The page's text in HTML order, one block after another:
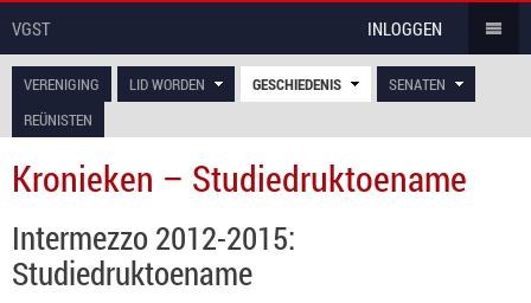
VGST INLOGGEN
VERENIGING LID WORDEN GESCHIEDENIS
SENATEN
REÜNISTEN
Kronieken – Studiedruktoename
Intermezzo 2012-2015:
Studiedruktoename